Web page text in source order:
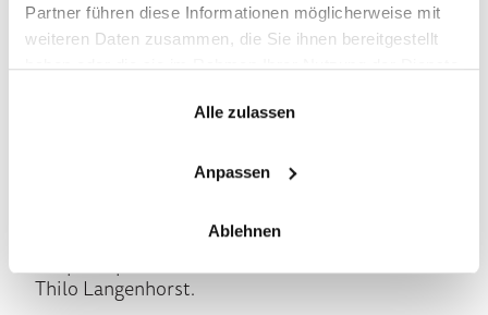
Partner führen diese Informationen möglicherweise mit
weiteren Daten zusammen, die Sie ihnen bereitgestellt
haben oder die sie im Rahmen Ihrer Nutzung der Dienste
Alle zulassen
Anpassen
Ablehnen
Ferner ist nun der Grundstein gelegt für
einen sicheren Zugriff auf interne
Webseiten ohne obligatorische VPN-
Das IT-Team des Kölner Studierendenwerks ist
sowie der Zusammenarbeit mit den netgo-
Thilo Langenhorst.